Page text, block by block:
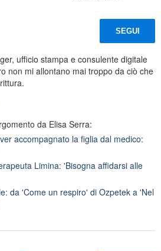
SEGUI
ufficio stampa e consulente digitale
non mi allontano mai troppo da ciò che
da Elisa Serra:
accompagnato la figlia dal medico:
Limina: 'Bisogna affidarsi alle
da 'Come un respiro' di Ozpetek a 'Nel